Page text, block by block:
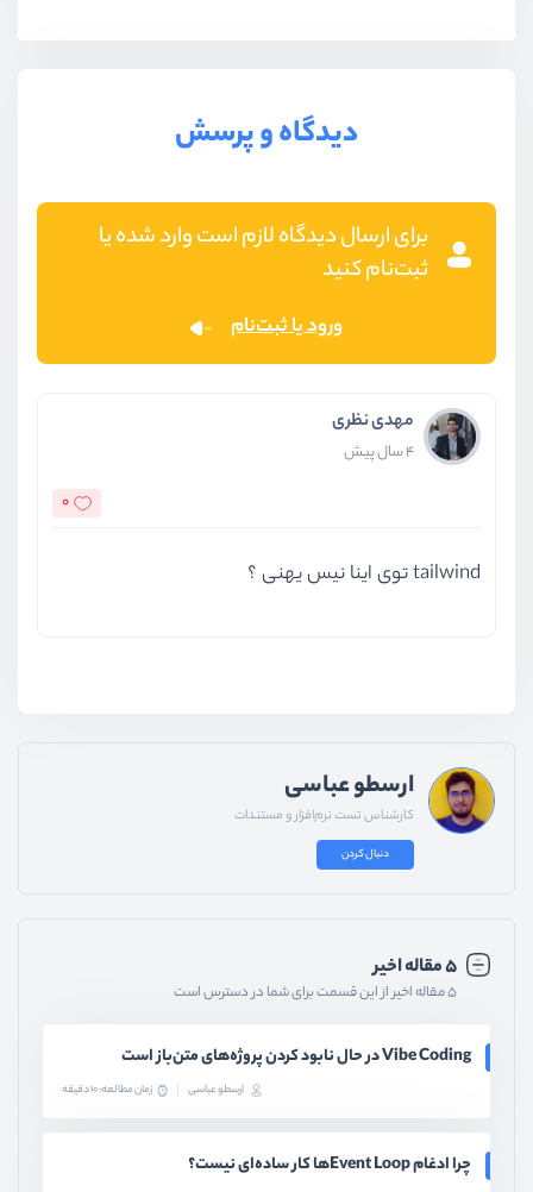
دیدگاه و پرسش
برای ارسال دیدگاه لازم است وارد شده یا
ثبت‌نام کنید
ورود یا ثبت‌نام
مهدی نظری
4 سال پیش
0
tailwind توی اینا نیس یهنی ؟
ارسطو عباسی
کارشناس تست نرم‌افزار و مستندات
دنبال کردن
۵ مقاله اخیر
۵ مقاله اخیر از این قسمت برای شما در دسترس است
Vibe Coding در حال نابود کردن پروژه‌های متن‌باز است
ارسطو عباسی زمان مطالعه: 10 دقیقه
چرا ادغام Event Loopها کار ساده‌ای نیست؟